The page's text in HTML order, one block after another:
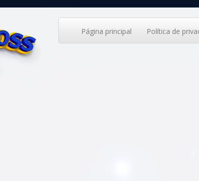
Página principal Política de